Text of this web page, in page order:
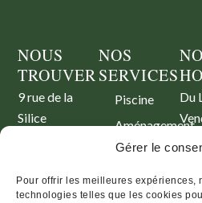
Gérer le
Pour offrir les meilleures expériences,
technologies telles que les cookies
NOUS
TROUVER
9 rue de la
Silice
contact@symbiose-
NOS
SERVICES
Piscine
Aménagement
paysager
jeux
Du